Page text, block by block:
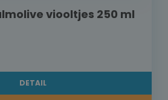
viooltjes 250 ml
DETAIL